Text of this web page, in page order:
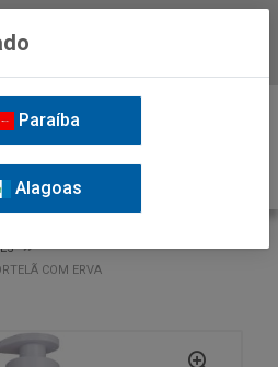
COM ERVA
Paraíba
Alagoas